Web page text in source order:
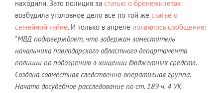
находили. Зато полиция за статью о бронежилетах
возбудила уголовное дело все по той же статье о
семейной тайне. И только в апреле появилось сообщение:
"МВД подтверждает, что задержан заместитель
начальника павлодарского областного департамента
полиции по подозрению в хищении бюджетных средств.
Создана совместная следственно-оперативная группа.
Начато досудебное расследование по ст. 189 ч. 4 УК